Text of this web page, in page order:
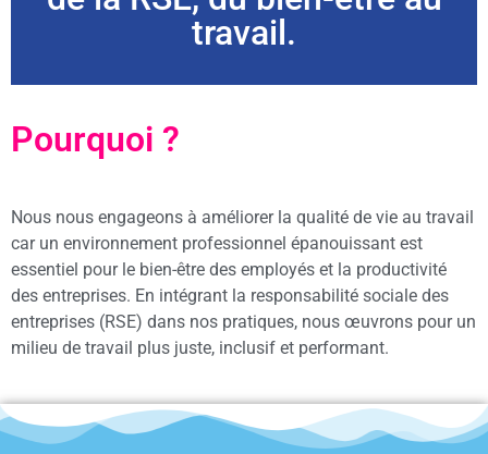
travail.
Pourquoi ?
Nous nous engageons à améliorer la qualité de vie au travail
car un environnement professionnel épanouissant est
essentiel pour le bien-être des employés et la productivité
des entreprises. En intégrant la responsabilité sociale des
entreprises (RSE) dans nos pratiques, nous œuvrons pour un
milieu de travail plus juste, inclusif et performant.